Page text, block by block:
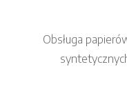
Obsługa